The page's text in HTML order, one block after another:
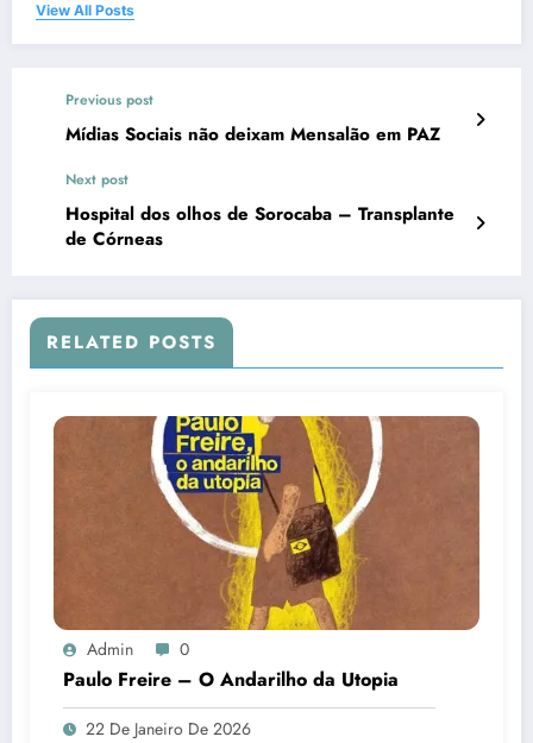
View All Posts
Previous post
Mídias Sociais não deixam Mensalão em PAZ
Next post
Hospital dos olhos de Sorocaba – Transplante
de Córneas
RELATED POSTS
Admin 0
Paulo Freire – O Andarilho da Utopia
22 De Janeiro De 2026